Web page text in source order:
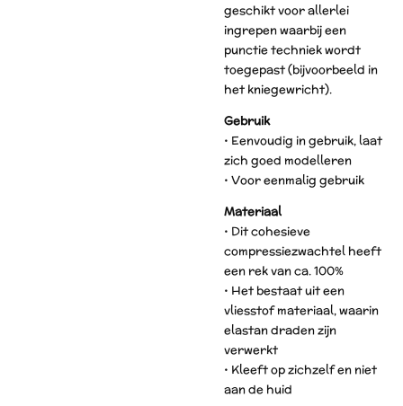
geschikt voor allerlei
ingrepen waarbij een
punctie techniek wordt
toegepast (bijvoorbeeld in
het kniegewricht).
Gebruik
• Eenvoudig in gebruik, laat
zich goed modelleren
• Voor eenmalig gebruik
Materiaal
• Dit cohesieve
compressiezwachtel heeft
een rek van ca. 100%
• Het bestaat uit een
vliesstof materiaal, waarin
elastan draden zijn
verwerkt
• Kleeft op zichzelf en niet
aan de huid